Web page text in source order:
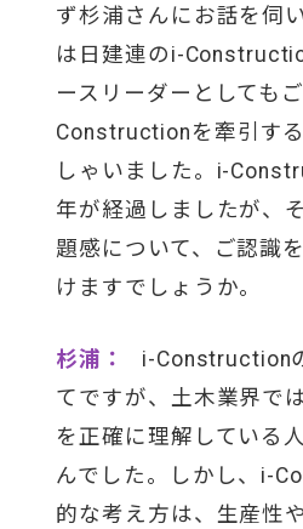
ず杉浦さんにお話を伺
は日建連のi-
ースリーダーとしても
Constructionを牽引す
しゃいました。i-
年が経過しましたが、
題感について、ご認識
けますでしょうか。
杉浦：
i-Construction
てですが、土木業界で
を正確に理解している
んでした。しかし、i-
的な考え方は、生産性